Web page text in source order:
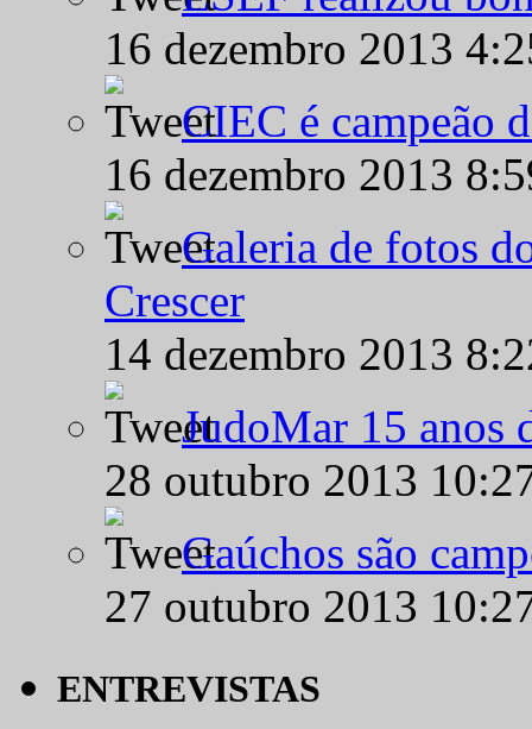
16 dezembro 2013
CIEC é campeão
16 dezembro 2013
Galeria de fotos
Crescer
14 dezembro 2013
JudoMar 15 anos
28 outubro 2013
Gaúchos são
27 outubro 2013
ENTREVISTAS